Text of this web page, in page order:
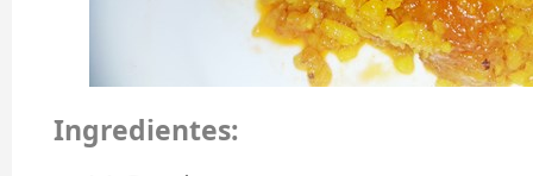
Ingredientes: